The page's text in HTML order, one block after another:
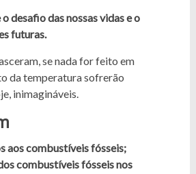
desafio das nossas vidas e o
futuras.
se nada for feito em
da temperatura sofrerão
inimagináveis.
aos combustíveis fósseis;
combustíveis fósseis nos